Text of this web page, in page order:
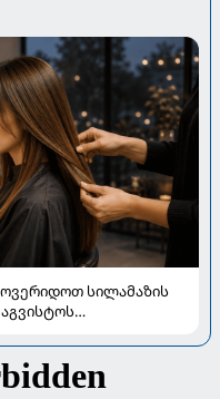
სილამაზის